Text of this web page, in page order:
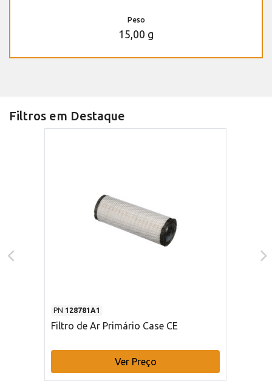
Peso
15,00 g
Filtros em Destaque
PN 128781A1
Filtro de Ar Primário Case CE
Ver Preço